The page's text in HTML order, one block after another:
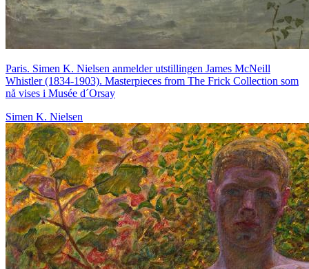
Paris. Simen K. Nielsen anmelder utstillingen James McNeill
Whistler (1834-1903). Masterpieces from The Frick Collection som
nå vises i Musée d´Orsay
Simen K. Nielsen